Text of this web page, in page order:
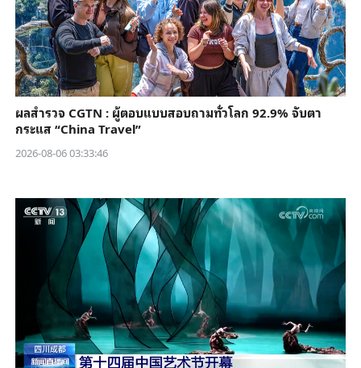
ผลสำรวจ CGTN : ผู้ตอบแบบสอบถามทั่วโลก 92.9% จับตา
กระแส “China Travel”
2026-08-06 03:33:46